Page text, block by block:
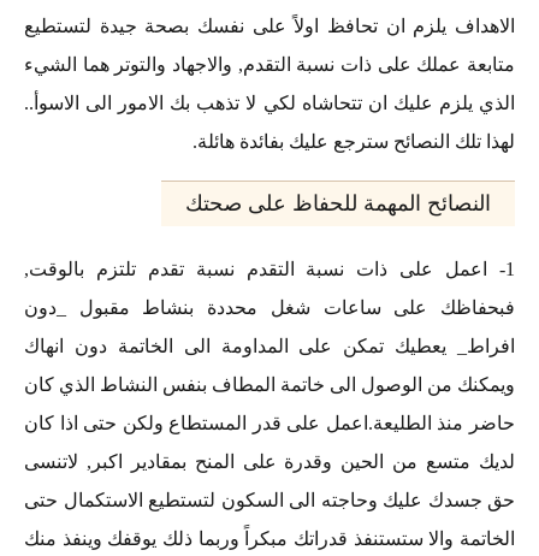
الاهداف يلزم ان تحافظ اولاً على نفسك بصحة جيدة لتستطيع
متابعة عملك على ذات نسبة التقدم, والاجهاد والتوتر هما الشيء
الذي يلزم عليك ان تتحاشاه لكي لا تذهب بك الامور الى الاسوأ..
لهذا تلك النصائح سترجع عليك بفائدة هائلة.
النصائح المهمة للحفاظ على صحتك
1- اعمل على ذات نسبة التقدم نسبة تقدم تلتزم بالوقت,
فبحفاظك على ساعات شغل محددة بنشاط مقبول _دون
افراط_ يعطيك تمكن على المداومة الى الخاتمة دون انهاك
ويمكنك من الوصول الى خاتمة المطاف بنفس النشاط الذي كان
حاضر منذ الطليعة.اعمل على قدر المستطاع ولكن حتى اذا كان
لديك متسع من الحين وقدرة على المنح بمقادير اكبر, لاتنسى
حق جسدك عليك وحاجته الى السكون لتستطيع الاستكمال حتى
الخاتمة والا ستستنفذ قدراتك مبكراً وربما ذلك يوقفك وينفذ منك